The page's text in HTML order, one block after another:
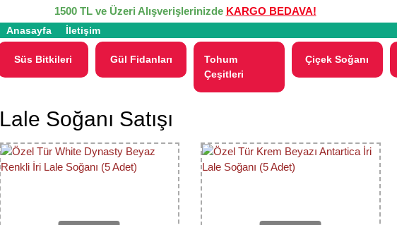
1500 TL ve Üzeri Alışverişlerinizde KARGO BEDAVA!
Anasayfa İletişim
Süs Bitkileri Gül Fidanları
Tohum
Çeşitleri
Çiçek Soğanı
Lale Soğanı Satışı